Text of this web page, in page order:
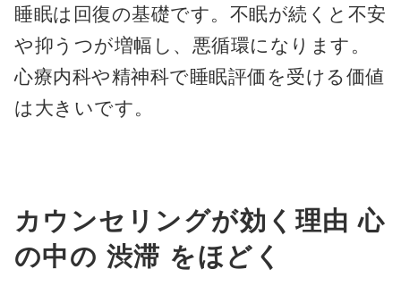
睡眠は回復の基礎です。不眠が続くと不安
や抑うつが増幅し、悪循環になります。
心療内科や精神科で睡眠評価を受ける価値
は大きいです。
カウンセリングが効く理由 心
の中の 渋滞 をほどく